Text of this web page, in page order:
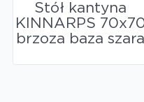
Stół kantyna
KINNARPS
brzoza baza szara